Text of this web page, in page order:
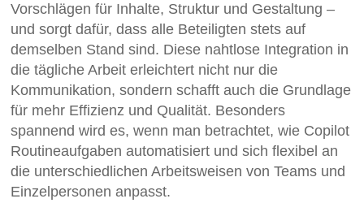
Vorschlägen für Inhalte, Struktur und Gestaltung –
und sorgt dafür, dass alle Beteiligten stets auf
demselben Stand sind. Diese nahtlose Integration in
die tägliche Arbeit erleichtert nicht nur die
Kommunikation, sondern schafft auch die Grundlage
für mehr Effizienz und Qualität. Besonders
spannend wird es, wenn man betrachtet, wie Copilot
Routineaufgaben automatisiert und sich flexibel an
die unterschiedlichen Arbeitsweisen von Teams und
Einzelpersonen anpasst.